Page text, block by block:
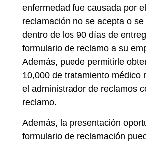
enfermedad fue causada por
reclamación no se acepta o se
dentro de los 90 días de
formulario de reclamo a su
Además, puede permitirle
10,000 de tratamiento médico
el administrador de reclamos
reclamo.
Además, la presentación
formulario de reclamación